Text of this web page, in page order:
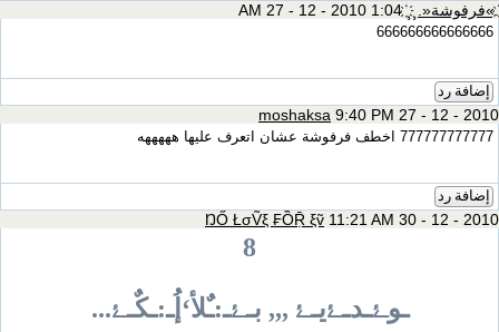
҉.»فرفوشة«.¸¸҉1:04 AM 27 - 12 - 2010
666666666666666
إضافة رد
moshaksa 9:40 PM 27 - 12 - 2010
777777777777 اخطف فرفوشة عشان اتعرف عليها هههههه
إضافة رد
ŊŐ ŁσṼξ ₣ỒṜ ξṽ 11:21 AM 30 - 12 - 2010
8
ـوﮱـدـﮱيـﮱ ,,, بـﮱـ:ـٌلأ‘إُـ:ـكٌـﮱ...